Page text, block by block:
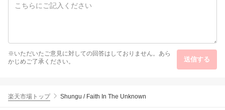
※いただいたご意見に対しての回答はしておりません。あら
かじめご了承ください。
送信する
楽天市場トップ Shungu / Faith In The Unknown